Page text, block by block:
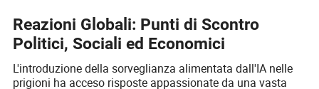
Reazioni Globali: Punti di Scontro
Politici, Sociali ed Economici
L'introduzione della sorveglianza alimentata dall'IA nelle
prigioni ha acceso risposte appassionate da una vasta